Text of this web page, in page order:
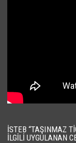
İSTEB “TAŞINMAZ
İLGILI UYGULANAN